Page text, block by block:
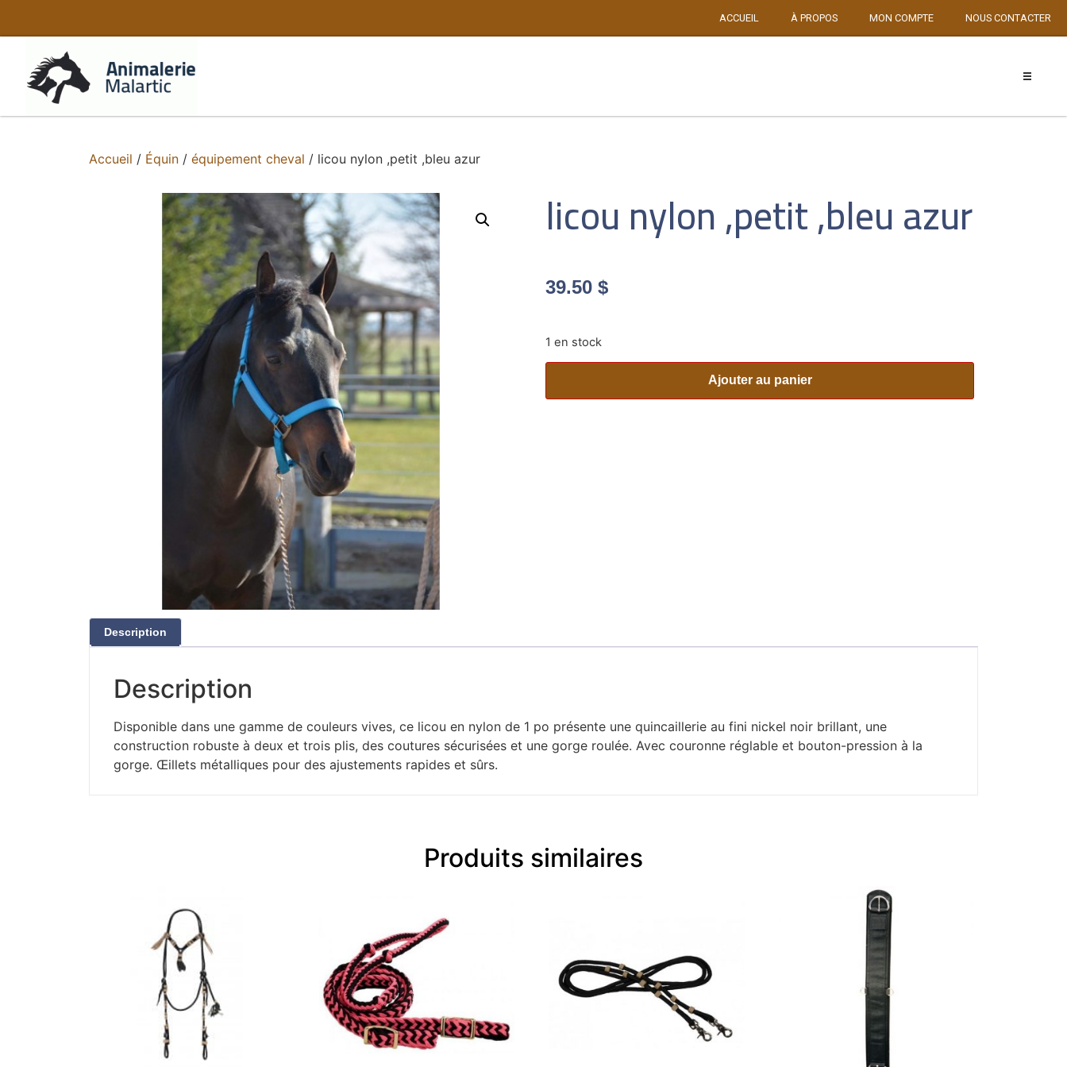
ACCUEIL À PROPOS MON COMPTE NOUS CONTACTER
Accueil / Équin / équipement cheval / licou nylon ,petit ,bleu azur
licou nylon ,petit ,bleu azur
39.50 $
1 en stock
Ajouter au panier
Description
Description
Disponible dans une gamme de couleurs vives, ce licou en nylon de 1 po présente une quincaillerie au fini nickel noir brillant, une
construction robuste à deux et trois plis, des coutures sécurisées et une gorge roulée. Avec couronne réglable et bouton-pression à la
gorge. Œillets métalliques pour des ajustements rapides et sûrs.
Produits similaires